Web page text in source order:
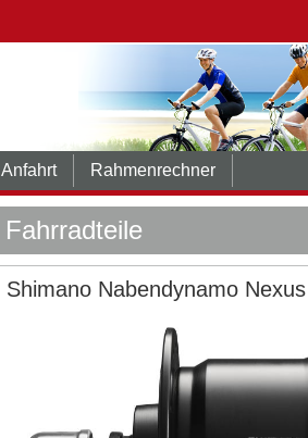
Anfahrt Rahmenrechner
Fahrradteile
Shimano Nabendynamo Nexus